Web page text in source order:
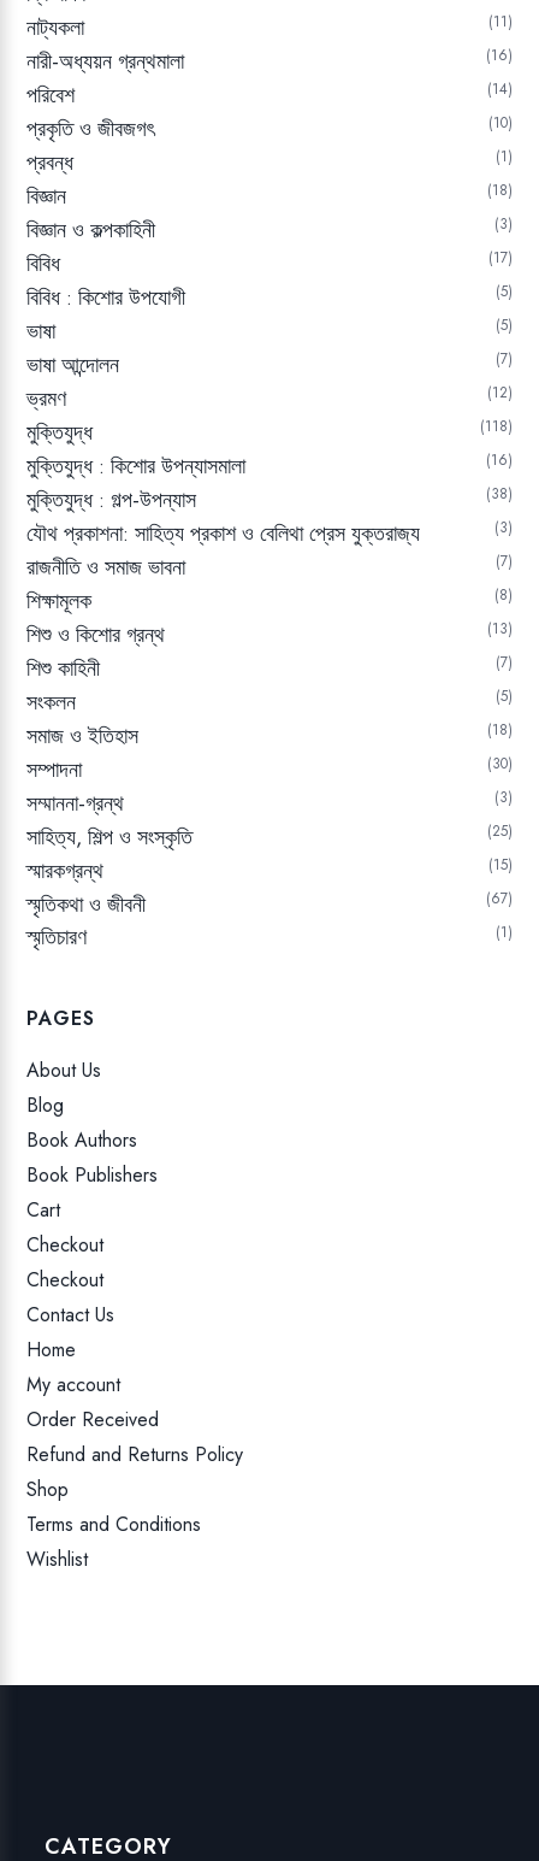
নাট্যকলা
11
নারী-অধ্যয়ন গ্রন্থমালা 16
পরিবেশ 14
প্রকৃতি ও জীবজগৎ 10
প্রবন্ধ 1
বিজ্ঞান 18
বিজ্ঞান ও কল্পকাহিনী 3
বিবিধ 17
বিবিধ : কিশোর উপযোগী 5
ভাষা 5
ভাষা আন্দোলন 7
ভ্রমণ 12
মুক্তিযুদ্ধ 118
মুক্তিযুদ্ধ : কিশোর উপন্যাসমালা 16
মুক্তিযুদ্ধ : গল্প-উপন্যাস 38
যৌথ প্রকাশনা: সাহিত্য প্রকাশ ও বেলিথা প্রেস যুক্তরাজ্য 3
রাজনীতি ও সমাজ ভাবনা 7
শিক্ষামূলক 8
শিশু ও কিশোর গ্রন্থ 13
শিশু কাহিনী 7
সংকলন 5
সমাজ ও ইতিহাস 18
সম্পাদনা 30
সম্মাননা-গ্রন্থ 3
সাহিত্য, শিল্প ও সংস্কৃতি 25
স্মারকগ্রন্থ 15
স্মৃতিকথা ও জীবনী 67
স্মৃতিচারণ 1
PAGES
About Us
Blog
Book Authors
Book Publishers
Cart
Checkout
Checkout
Contact Us
Home
My account
Order Received
Refund and Returns Policy
Shop
Terms and Conditions
Wishlist
CATEGORY